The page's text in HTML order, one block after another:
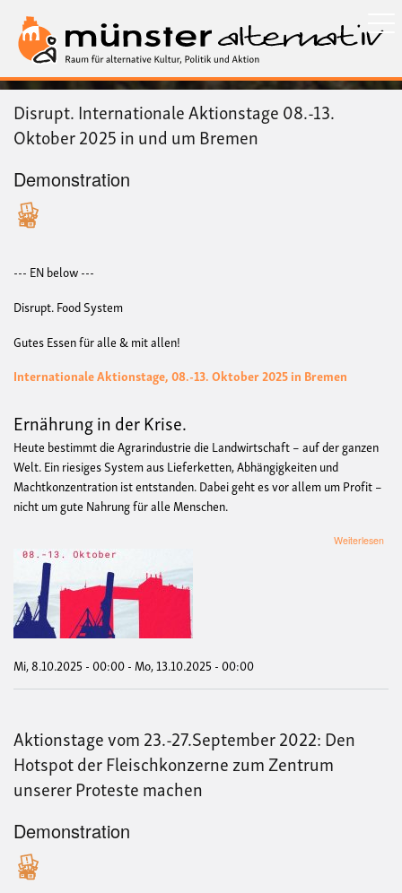
zum
Inhalt
Disrupt. Internationale Aktionstage 08.-13.
Oktober 2025 in und um Bremen
Demonstration
--- EN below ---
Disrupt. Food System
Gutes Essen für alle & mit allen!
Internationale Aktionstage, 08.-13. Oktober 2025 in Bremen
Ernährung in der Krise.
Heute bestimmt die Agrarindustrie die Landwirtschaft – auf der ganzen
Welt. Ein riesiges System aus Lieferketten, Abhängigkeiten und
Machtkonzentration ist entstanden. Dabei geht es vor allem um Profit –
nicht um gute Nahrung für alle Menschen.
Weiterlesen
Mi, 8.10.2025 - 00:00-Mo, 13.10.2025 - 00:00
Aktionstage vom 23.-27.September 2022: Den
Hotspot der Fleischkonzerne zum Zentrum
unserer Proteste machen
Demonstration